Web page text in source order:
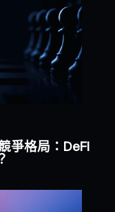
爭格局：DeFi